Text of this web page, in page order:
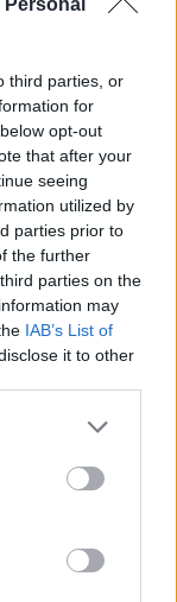
third parties, or
for
opt-out
that after your
seeing
utilized by
parties prior to
the further
parties on the
may
IAB’s List of
it to other
la linea editoriale
I messaggi inclusi nei
singoli lettori che
preventivo. I commenti